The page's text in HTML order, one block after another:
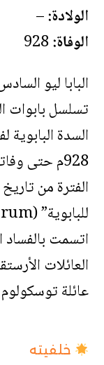
الولادة:–
الوفاة:
تسلسل بابوات
السدة
الفترة من
اتسمت
العائلات
عائلة توسكولوم
خلفيته